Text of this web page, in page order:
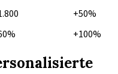
+50%
+100%